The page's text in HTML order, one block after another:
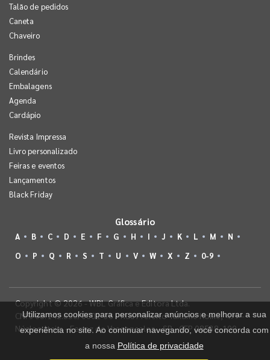
Talão de pedidos
Caneta
Chaveiro
Brindes
Calendário
Embalagens
Agenda
Cardápio
Revista Impressa
Livro personalizado
Feiras e eventos
Lançamentos
Black Friday
Glossário
A B C D E F G H I J K L M
N
O
P Q R S T U V W X Z 0-9
Copyright © 2026 - WBL Gráfica e Editora Ltda.
CNPJ 08.142.850/0001-36 - Rua Prefeito Takume Koike, 499 -
Núcleo Itaim - Ferraz de Vasconcelos - SP - CEP 08538-100
Utilizamos cookies para personalizar anúncios e melhorar a sua
experiência no site. Ao continuar navegando, você concorda com
a nossa Política de privacidade